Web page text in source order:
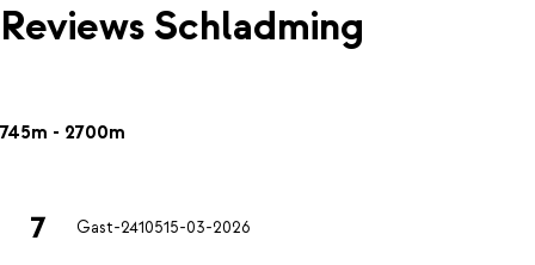
Reviews Schladming
745m - 2700m
7 Gast-2410515-03-2026